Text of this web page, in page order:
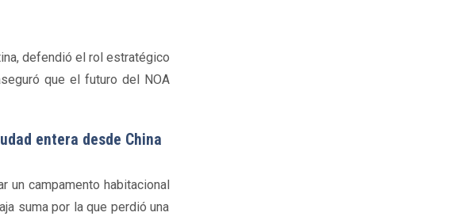
defendió el rol estratégico
que el futuro del NOA
entera desde China
un campamento habitacional
suma por la que perdió una